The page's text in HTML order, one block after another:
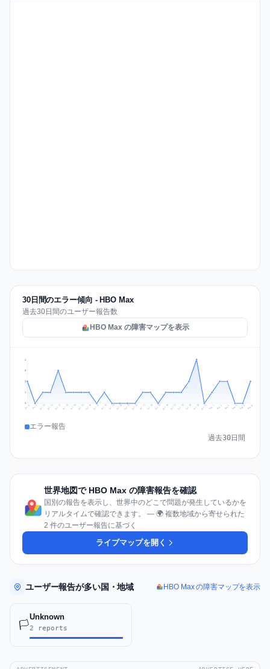
30日間のエラー傾向 - HBO Max
過去30日間のユーザー報告数
HBO Max の障害マップを表示
1
2
3
4
Jul 8 Jul 9 Jul 10 Jul 11 Jul 12 Jul 13 Jul 14 Jul 15 Jul 16 Jul 17 Jul 18 Jul 19 Jul 20 Jul 21 Jul 22 Jul 23 Jul 24 Jul 25 Jul 26 Jul 27 Jul 28 Jul 29 Jul 30 Jul 31 Aug 1 Aug 2 Aug 3 Aug 4 Aug 5 Aug 6
エラー報告
過去30日間
世界地図で HBO Max の障害報告を確認
国別の報告を表示し、世界中のどこで問題が発生しているかを
リアルタイムで確認できます。 — 🌍 複数地域から寄せられた
2 件のユーザー報告に基づく
ライブマップを開く
ユーザー報告が多い国・地域 HBO Max の障害マップを表示
🏳️
Unknown
2 reports